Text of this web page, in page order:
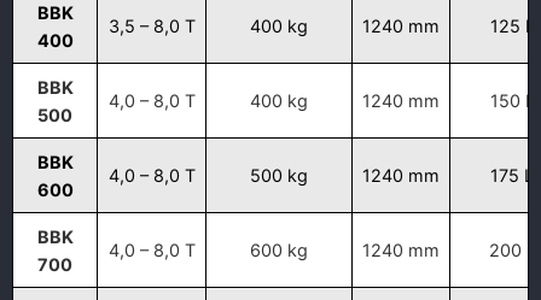
BBK
400
3,5 – 8,0 T 400 kg 1240 mm 125 L
BBK
500
4,0 – 8,0 T 400 kg 1240 mm 150 L
BBK
600
4,0 – 8,0 T 500 kg 1240 mm 175 L
BBK
700
4,0 – 8,0 T 600 kg 1240 mm 200 L